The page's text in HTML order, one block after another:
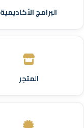
البرامج الأكاديمية
المتجر